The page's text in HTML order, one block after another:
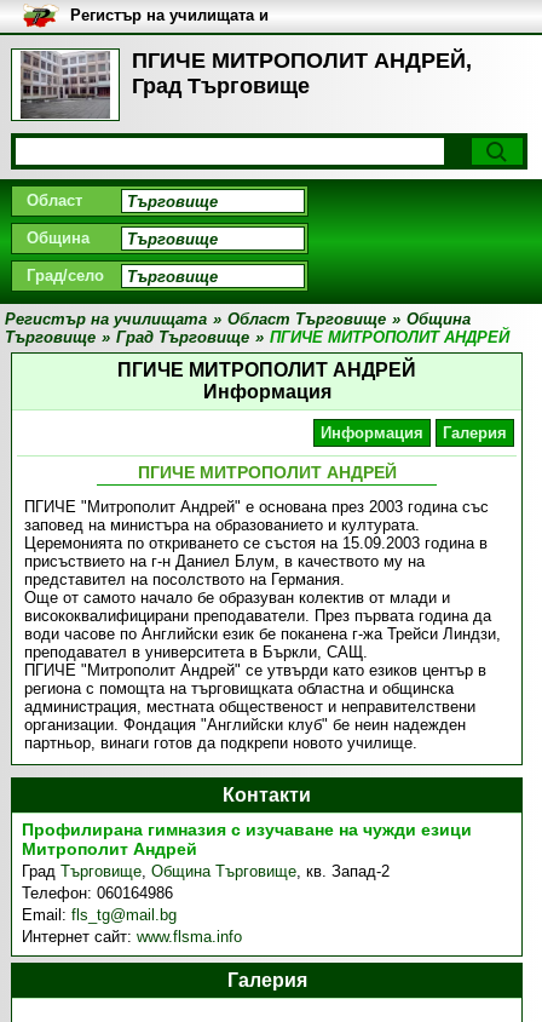
ПГИЧЕ МИТРОПОЛИТ АНДРЕЙ,
Град Търговище
Регистър на училищата и
университетите в България
Област
Община
Град/село
Регистър на училищата » Област Търговище » Община
Търговище » Град Търговище » ПГИЧЕ МИТРОПОЛИТ АНДРЕЙ
ПГИЧЕ МИТРОПОЛИТ АНДРЕЙ
Информация
Информация Галерия
ПГИЧЕ МИТРОПОЛИТ АНДРЕЙ
ПГИЧЕ "Митрополит Андрей" е основана през 2003 година със
заповед на министъра на образованието и културата.
Церемонията по откриването се състоя на 15.09.2003 година в
присъствието на г-н Даниел Блум, в качеството му на
представител на посолството на Германия.
Още от самото начало бе образуван колектив от млади и
висококвалифицирани преподаватели. През първата година да
води часове по Английски език бе поканена г-жа Трейси Линдзи,
преподавател в университета в Бъркли, САЩ.
ПГИЧЕ "Митрополит Андрей" се утвърди като езиков център в
региона с помощта на търговищката областна и общинска
администрация, местната общественост и неправителствени
организации. Фондация "Английски клуб" бе неин надежден
партньор, винаги готов да подкрепи новото училище.
Контакти
Профилирана гимназия с изучаване на чужди езици
Митрополит Андрей
ГрадТърговище,Община Търговище,кв. Запад-2
Телефон:060164986
Email:fls_tg@mail.bg
Интернет сайт:www.flsma.info
Галерия